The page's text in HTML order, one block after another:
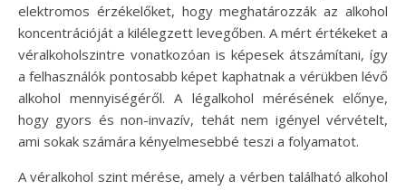
elektromos érzékelőket, hogy meghatározzák az alkohol
koncentrációját a kilélegzett levegőben. A mért értékeket a
véralkoholszintre vonatkozóan is képesek átszámítani, így
a felhasználók pontosabb képet kaphatnak a vérükben lévő
alkohol mennyiségéről. A légalkohol mérésének előnye,
hogy gyors és non-invazív, tehát nem igényel vérvételt,
ami sokak számára kényelmesebbé teszi a folyamatot.
A véralkohol szint mérése, amely a vérben található alkohol